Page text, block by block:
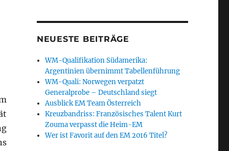
NEUESTE BEITRÄGE
WM-Qualifikation Südamerika:
Argentinien übernimmt Tabellenführung
WM-Quali: Norwegen verpatzt
Generalprobe – Deutschland siegt
Ausblick EM Team Österreich
Kreuzbandriss: Französisches Talent Kurt
Zouma verpasst die Heim-EM
Wer ist Favorit auf den EM 2016 Titel?